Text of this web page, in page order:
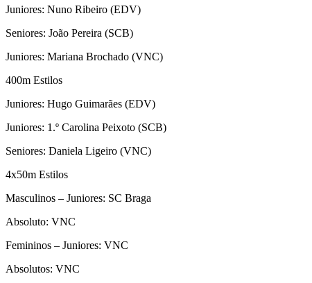
Juniores: Nuno Ribeiro (EDV)
Seniores: João Pereira (SCB)
Juniores: Mariana Brochado (VNC)
400m Estilos
Juniores: Hugo Guimarães (EDV)
Juniores: 1.º Carolina Peixoto (SCB)
Seniores: Daniela Ligeiro (VNC)
4x50m Estilos
Masculinos – Juniores: SC Braga
Absoluto: VNC
Femininos – Juniores: VNC
Absolutos: VNC